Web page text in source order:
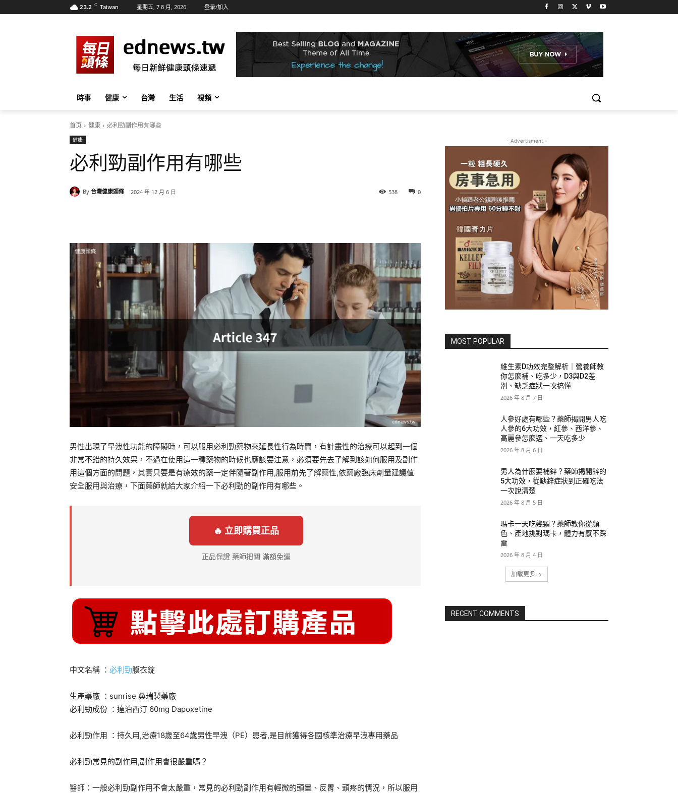
23.2 C Taiwan 星期五, 7 8 月, 2026 登录/加入
時事 健康 台灣 生活 視頻
首页 健康 必利勁副作用有哪些
健康
必利勁副作用有哪些
By 台灣健康頭條 2024 年 12 月 6 日 0
538
男性出現了早洩性功能的障礙時，可以服用必利勁藥物來延長性行為時間，有計畫性的治療可以起到一個
非常不錯的持久效果，不過在使用這一種藥物的時候也應該要注意，必須要先去了解到該如何服用及副作
用這個方面的問題，其實只要是有療效的藥一定伴隨著副作用,服用前先了解藥性,依藥廠臨床劑量建議值
安全服用與治療，下面藥師就給大家介紹一下必利勁的副作用有哪些。
🔥 立即購買正品
正品保證 藥師把關 滿額免運
中文名稱 ： 必利勁膜衣錠
生產藥廠 ：sunrise 桑瑞製藥廠
必利勁成份 ：達泊西汀 60mg Dapoxetine
必利勁作用 ：持久用,治療18歲至64歲男性早洩（PE）患者,是目前獲得各國核準治療早洩專用藥品
必利勁常見的副作用,副作用會很嚴重嗎？
醫師：一般必利勁副作用不會太嚴重，常見的必利勁副作用有輕微的頭暈、反胃、頭疼的情況，所以服用
- Advertisment -
MOST POPULAR
維生素D功效完整解析｜營養師教
你怎麼補、吃多少，D3與D2差
別、缺乏症狀一次搞懂
2026 年 8 月 7 日
人參好處有哪些？藥師揭開男人吃
人參的6大功效，紅參、西洋參、
高麗參怎麼選、一天吃多少
2026 年 8 月 6 日
男人為什麼要補鋅？藥師揭開鋅的
5大功效，從缺鋅症狀到正確吃法
一次說清楚
2026 年 8 月 5 日
瑪卡一天吃幾顆？藥師教你從顏
色、產地挑對瑪卡，體力有感不踩
雷
2026 年 8 月 4 日
加载更多
RECENT COMMENTS